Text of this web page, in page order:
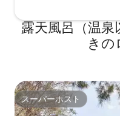
露天風呂（温
きの
スーパーホスト
スーパーホスト